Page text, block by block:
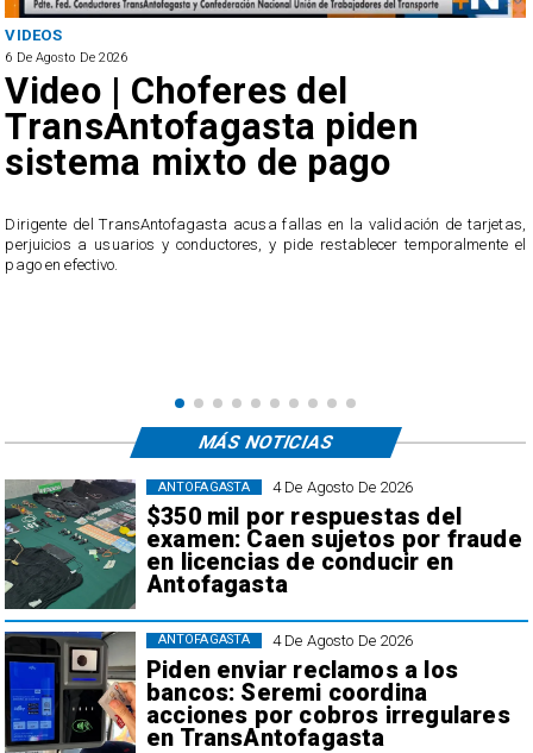
VIDEOS
6 De Agosto De 2026
Video | Choferes del
TransAntofagasta piden
sistema mixto de pago
​Dirigente del TransAntofagasta acusa fallas en la validación de tarjetas,
perjuicios a usuarios y conductores, y pide restablecer temporalmente el
pago en efectivo.
4 De Agosto De 2026
$350 mil por respuestas del
examen: Caen sujetos por fraude
en licencias de conducir en
Antofagasta
ANTOFAGASTA
4 De Agosto De 2026
Piden enviar reclamos a los
bancos: Seremi coordina
acciones por cobros irregulares
en TransAntofagasta
ANTOFAGASTA
MÁS NOTICIAS